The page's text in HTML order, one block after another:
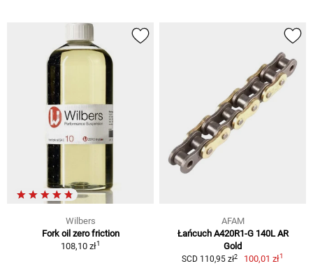
Wilbers
Fork oil zero friction
108,10 zł1
AFAM
Łańcuch A420R1-G 140L AR
Gold
SCD 110,95 zł2 100,01 zł1